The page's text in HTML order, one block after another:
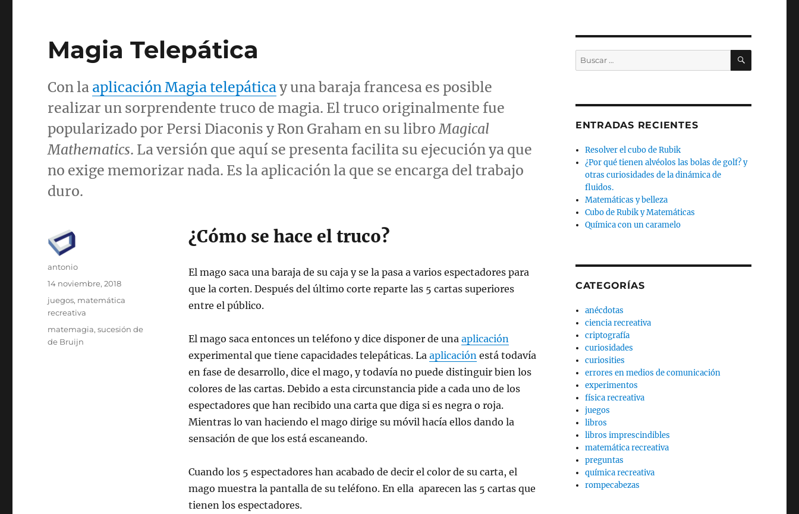
Magia Telepática
Con la aplicación Magia telepáticay una baraja francesa es posible
realizar un sorprendente truco de magia. El truco originalmente fue
popularizado por Persi Diaconis y Ron Graham en su libroMagical
Mathematics. La versión que aquí se presenta facilita su ejecución ya que
no exige memorizar nada. Es la aplicación la que se encarga del trabajo
duro.
¿Cómo se hace el truco?
El mago saca una baraja de su caja y se la pasa a varios espectadores para
que la corten. Después del último corte reparte las 5 cartas superiores
entre el público.
El mago saca entonces un teléfono y dice disponer de una aplicación
experimental que tiene capacidades telepáticas. La aplicaciónestá todavía
en fase de desarrollo, dice el mago, y todavía no puede distinguir bien los
colores de las cartas. Debido a esta circunstancia pide a cada uno de los
espectadores que han recibido una carta que diga si es negra o roja.
Mientras lo van haciendo el mago dirige su móvil hacía ellos dando la
sensación de que los está escaneando.
Cuando los 5 espectadores han acabado de decir el color de su carta, el
mago muestra la pantalla de su teléfono. En ella aparecen las 5 cartas que
tienen los espectadores.
Autor
antonio
Publicado
el
14 noviembre, 2018
Categorías
juegos, matemática
recreativa
Etiquetas
matemagia,sucesión de
de Bruijn
Buscar
por:
BUSCAR
ENTRADAS RECIENTES
Resolver el cubo de Rubik
¿Por qué tienen alvéolos las bolas de golf? y
otras curiosidades de la dinámica de
fluidos.
Matemáticas y belleza
Cubo de Rubik y Matemáticas
Química con un caramelo
CATEGORÍAS
anécdotas
ciencia recreativa
criptografía
curiosidades
curiosities
errores en medios de comunicación
experimentos
física recreativa
juegos
libros
libros imprescindibles
matemática recreativa
preguntas
química recreativa
rompecabezas